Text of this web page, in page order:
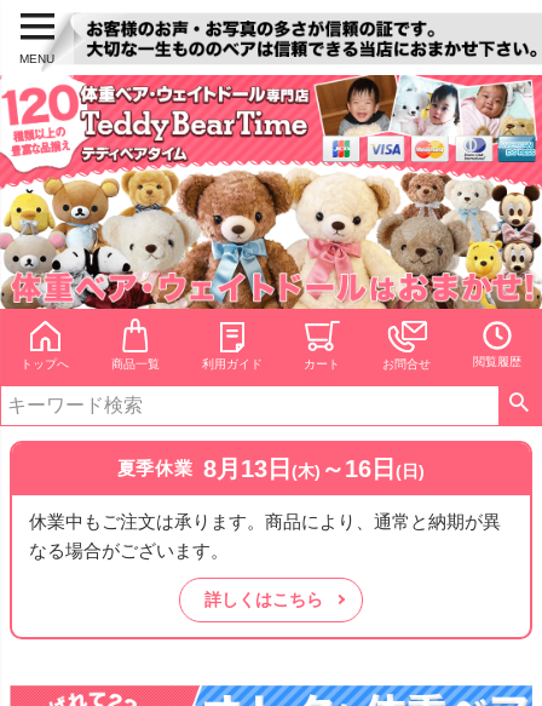
MENU
トップへ 商品一覧 利用ガイド カート お問合せ 閲覧履歴
夏季休業 8月13日(木) ～16日(日)
休業中もご注文は承ります。商品により、通常と納期が異
なる場合がございます。
詳しくはこちら